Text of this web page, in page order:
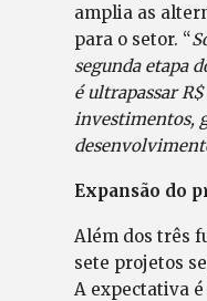
amplia as
para o setor. “
segunda etapa
é ultrapassar
investimentos,
Expansão do
Além dos três
sete projetos
A expectativa